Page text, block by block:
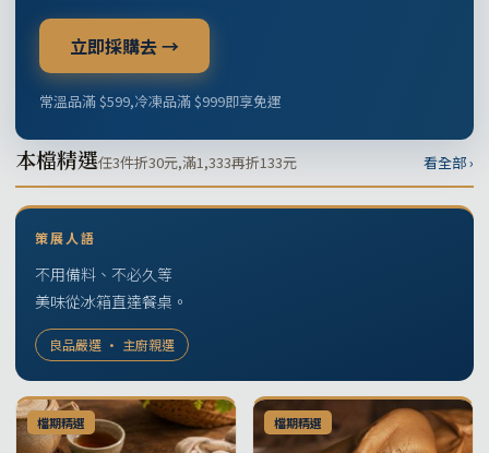
立即採購去 →
常溫品滿 $599,冷凍品滿 $999即享免運
本檔精選任3件折30元,滿1,333再折133元 看全部 ›
策展人語
不用備料、不必久等
美味從冰箱直達餐桌。
良品嚴選 · 主廚親選
檔期精選 檔期精選